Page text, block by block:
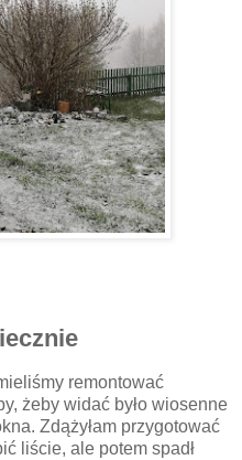
remontować
żeby widać było wiosenne
Zdążyłam przygotować
liście, ale potem spadł